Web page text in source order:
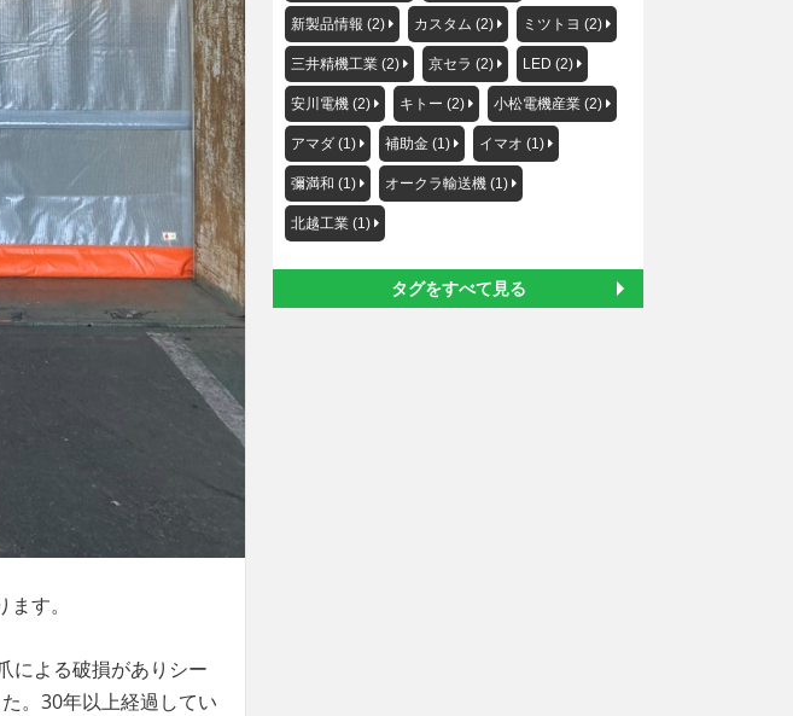
す。
による破損がありシー
。30年以上経過してい
新製品情報 (2) カスタム (2) ミツトヨ (2)
三井精機工業 (2) 京セラ (2) LED (2)
安川電機 (2) キトー (2) 小松電機産業 (2)
アマダ (1) 補助金 (1) イマオ (1)
彌満和 (1) オークラ輸送機 (1)
北越工業 (1)
タグをすべて見る